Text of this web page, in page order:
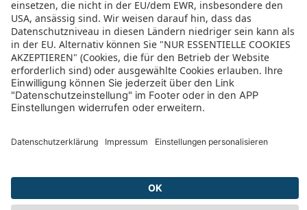
Bedingungen Geburtstagsgutschein
Wie löse ich meinen Geburtstagsgutschein ein?
Wie löse ich meinen Geburtstagsgutschein bei einer Online-Buchung
meiner Reise ein?
einer Reise ein?
Wie lautet die kostenlose VIP-Hotline?